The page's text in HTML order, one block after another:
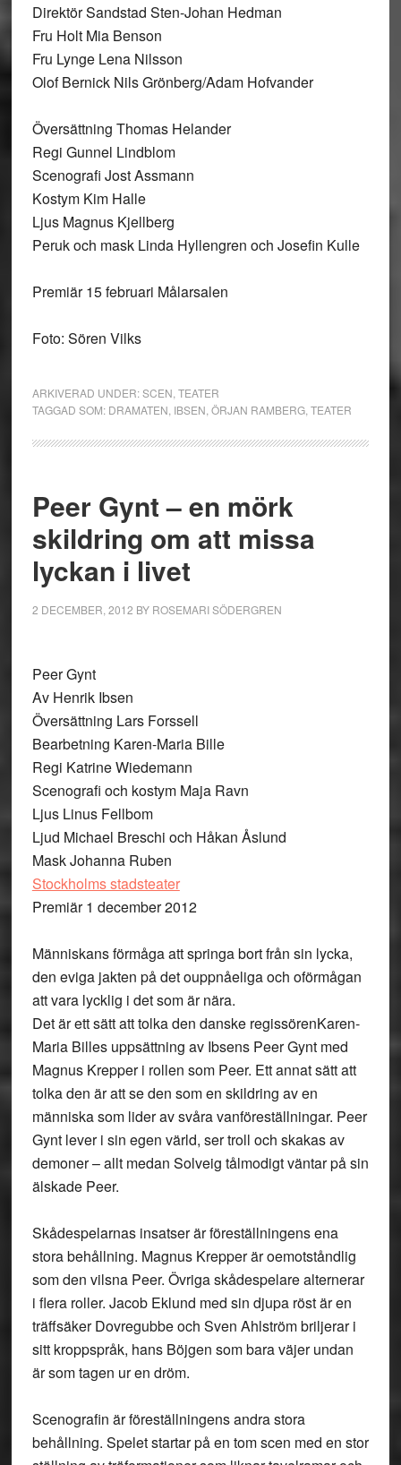
Direktör Sandstad Sten-Johan Hedman
Fru Holt Mia Benson
Fru Lynge Lena Nilsson
Olof Bernick Nils Grönberg/Adam Hofvander
Översättning Thomas Helander
Regi Gunnel Lindblom
Scenografi Jost Assmann
Kostym Kim Halle
Ljus Magnus Kjellberg
Peruk och mask Linda Hyllengren och Josefin Kulle
Premiär 15 februari Målarsalen
Foto: Sören Vilks
ARKIVERAD UNDER:SCEN TEATER
TAGGAD SOM: DRAMATEN IBSEN ÖRJAN RAMBERG, TEATER
Peer Gynt – en mörk
skildring om att missa
lyckan i livet
2 DECEMBER, 2012 BY ROSEMARI SÖDERGREN
Peer Gynt
Av Henrik Ibsen
Översättning Lars Forssell
Bearbetning Karen-Maria Bille
Regi Katrine Wiedemann
Scenografi och kostym Maja Ravn
Ljus Linus Fellbom
Ljud Michael Breschi och Håkan Åslund
Mask Johanna Ruben
Stockholms stadsteater
Premiär 1 december 2012
Människans förmåga att springa bort från sin lycka,
den eviga jakten på det ouppnåeliga och oförmågan
att vara lycklig i det som är nära.
Det är ett sätt att tolka den danske regissörenKaren-
Maria Billes uppsättning av Ibsens Peer Gynt med
Magnus Krepper i rollen som Peer. Ett annat sätt att
tolka den är att se den som en skildring av en
människa som lider av svåra vanföreställningar. Peer
Gynt lever i sin egen värld, ser troll och skakas av
demoner – allt medan Solveig tålmodigt väntar på sin
älskade Peer.
Skådespelarnas insatser är föreställningens ena
stora behållning. Magnus Krepper är oemotståndlig
som den vilsna Peer. Övriga skådespelare alternerar
i flera roller. Jacob Eklund med sin djupa röst är en
träffsäker Dovregubbe och Sven Ahlström briljerar i
sitt kroppspråk, hans Böjgen som bara väjer undan
är som tagen ur en dröm.
Scenografin är föreställningens andra stora
behållning. Spelet startar på en tom scen med en stor